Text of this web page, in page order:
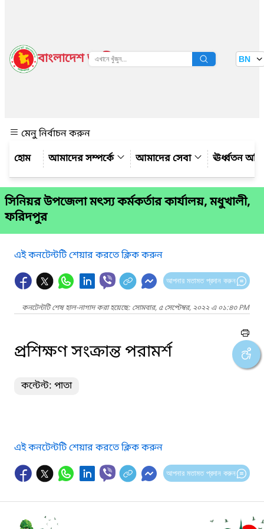
বাংলাদেশ জাতীয় তথ্য বাতায়ন BN
মেনু নির্বাচন করুন
আমাদের সম্পর্কে
আমাদের সেবা ঊর্ধ্বতন
সিনিয়র উপজেলা মৎস্য কর্মকর্তার কার্যালয়, মধুখালী,
ফরিদপুর
এই কনটেন্টটি শেয়ার করতে ক্লিক করুন
আপনার মতামত প্রদান করুন
কনটেন্টটি শেষ হাল-নাগাদ করা হয়েছে: সোমবার, ৫ সেপ্টেম্বর, ২০২২ এ ০১:৪৩ PM
প্রশিক্ষণ সংক্রান্ত পরামর্শ
কন্টেন্ট: পাতা
এই কনটেন্টটি শেয়ার করতে ক্লিক করুন
আপনার মতামত প্রদান করুন